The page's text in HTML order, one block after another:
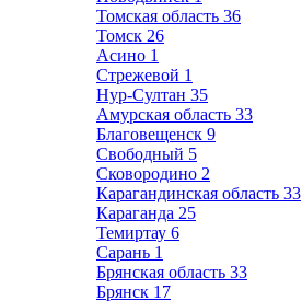
Томская область 36
Томск 26
Асино 1
Стрежевой 1
Нур-Султан 35
Амурская область 33
Благовещенск 9
Свободный 5
Сковородино 2
Карагандинская область 33
Караганда 25
Темиртау 6
Сарань 1
Брянская область 33
Брянск 17